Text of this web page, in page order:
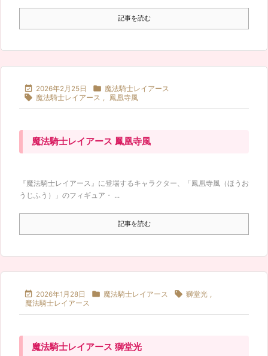
記事を読む
 2026年2月25日  魔法騎士レイアース
 魔法騎士レイアース , 鳳凰寺風
魔法騎士レイアース 鳳凰寺風
『魔法騎士レイアース』に登場するキャラクター、「鳳凰寺風（ほうお
うじふう）」のフィギュア・ ...
記事を読む
 2026年1月28日  魔法騎士レイアース  獅堂光 ,
魔法騎士レイアース
魔法騎士レイアース 獅堂光